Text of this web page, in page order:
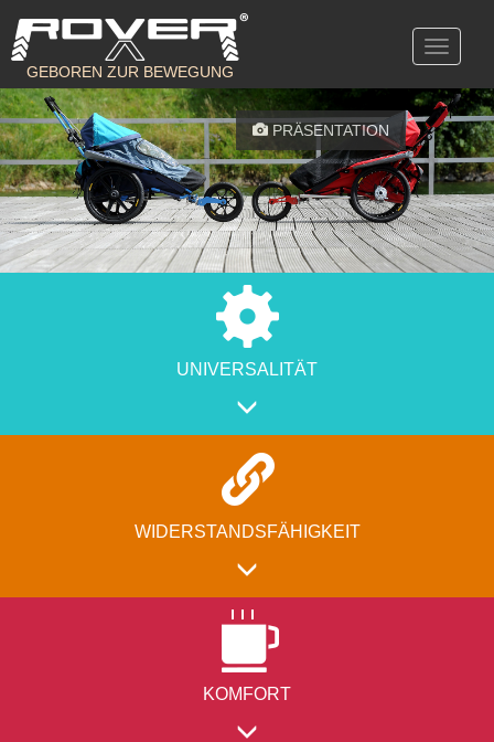
Toggle
GEBOREN ZUR BEWEGUNG
PRÄSENTATION
UNIVERSALITÄT
WIDERSTANDSFÄHIGKEIT
KOMFORT